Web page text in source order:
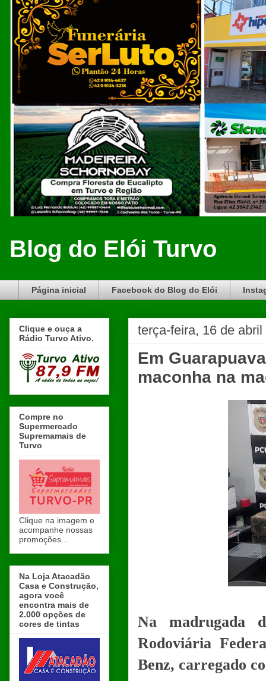
Blog do Elói Turvo
Página inicial Facebook do Blog do Elói
terça-feira, 16 de
Em
maconha na
Na madrugada
Rodoviária
Benz, carregado
Clique e ouça a
Rádio Turvo Ativo.
Compre no
Supermercado
Supremamais de
Turvo
Clique na imagem e
acompanhe nossas
promoções...
Na Loja Atacadão
Casa e Construção,
agora você
encontra mais de
2.000 opções de
cores de tintas